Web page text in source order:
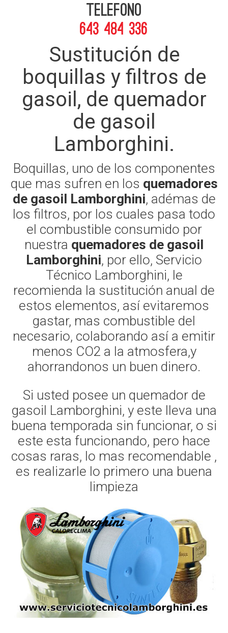
telefono
643 484 336
Sustitución de
boquillas y filtros de
gasoil, de quemador
de gasoil
Lamborghini.
Boquillas, uno de los componentes
que mas sufren en los quemadores
de gasoil Lamborghini, adémas de
los filtros, por los cuales pasa todo
el combustible consumido por
nuestra quemadores de gasoil
Lamborghini, por ello, Servicio
Técnico Lamborghini, le
recomienda la sustitución anual de
estos elementos, así evitaremos
gastar, mas combustible del
necesario, colaborando así a emitir
menos CO2 a la atmosfera,y
ahorrandonos un buen dinero.
Si usted posee un quemador de
gasoil Lamborghini, y este lleva una
buena temporada sin funcionar, o si
este esta funcionando, pero hace
cosas raras, lo mas recomendable ,
es realizarle lo primero una buena
limpieza